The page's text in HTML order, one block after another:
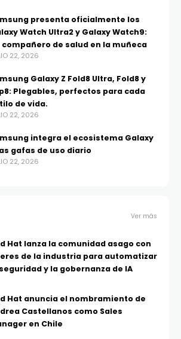
presenta oficialmente los
Watch Ultra2 y Galaxy Watch9:
compañero de salud en la muñeca
22, 2026
Galaxy Z Fold8 Ultra, Fold8 y
Plegables, perfectos para cada
de vida.
22, 2026
integra el ecosistema Galaxy
gafas de uso diario
22, 2026
Ver más
Hat lanza la comunidad asago con
de la industria para automatizar
y la gobernanza de IA
Hat anuncia el nombramiento de
Castellanos como Sales
en Chile